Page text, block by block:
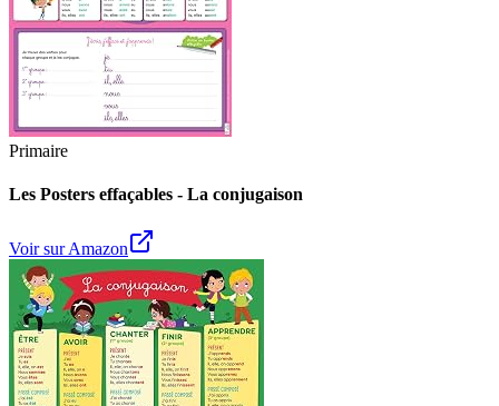
Primaire
Les Posters effaçables - La conjugaison
Voir sur Amazon